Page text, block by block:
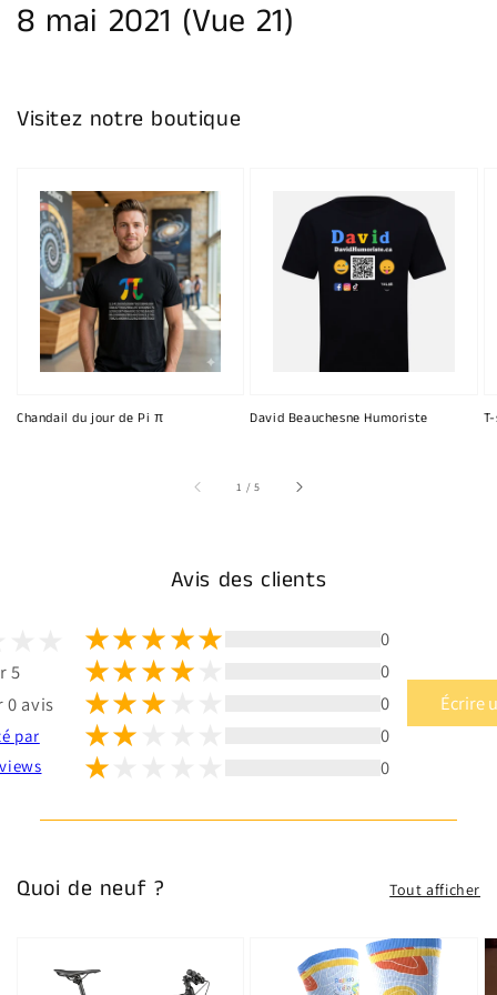
8 mai 2021 (Vue 21)
Visitez notre boutique
Chandail du jour de Pi π David Beauchesne Humoriste
1 /sur
5
Avis des clients
5
0 avis
par
0
0
0
0
0
Écrire
Quoi de neuf ? Tout afficher